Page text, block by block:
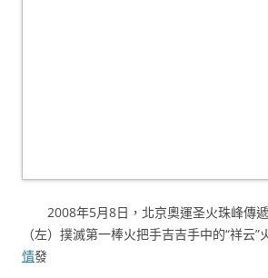
2008年5月8日，北京奧運圣火珠峰傳
（左）撲滅第一棒火把手吉吉手中的“祥云”
情發